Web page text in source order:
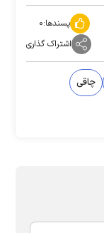
پسندها:۰
اشتراک گذاری
چاقی